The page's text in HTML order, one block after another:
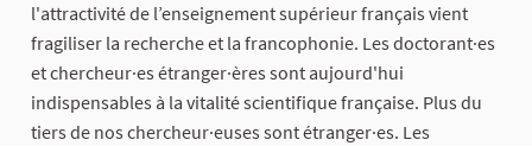
l'attractivité de l’enseignement supérieur français vient
fragiliser la recherche et la francophonie. Les doctorant·es
et chercheur·es étranger·ères sont aujourd'hui
indispensables à la vitalité scientifique française. Plus du
tiers de nos chercheur·euses sont étranger·es. Les